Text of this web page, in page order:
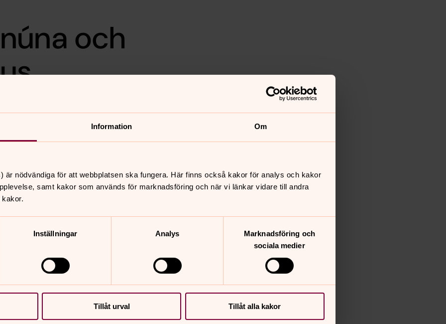
Information Om
är nödvändiga för att webbplatsen ska fungera. Här finns också kakor för analys och kakor
samt kakor som används för marknadsföring och när vi länkar vidare till andra
Inställningar Analys
Marknadsföring och
sociala medier
Tillåt urval Tillåt alla kakor
och
2017 kl. 19.30
Bildning på Bokmässan med den
Undertema under Bokmässan är
in till en konsert där dessa
samt
efter midsommar lör 10-14.